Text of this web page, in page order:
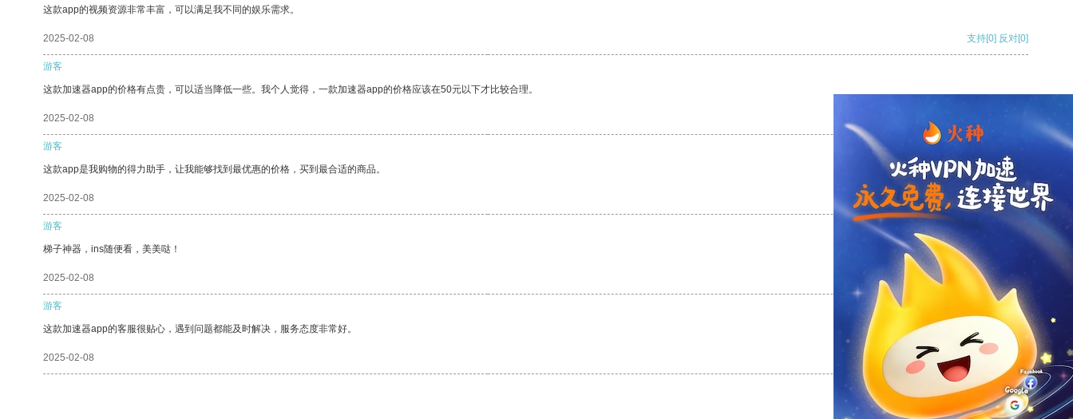
这款app的视频资源非常丰富，可以满足我不同的娱乐需求。
2025-02-08 支持[0] 反对[0]
游客
这款加速器app的价格有点贵，可以适当降低一些。我个人觉得，一款加速器app的价格应该在50元以下才比较合理。
2025-02-08
游客
这款app是我购物的得力助手，让我能够找到最优惠的价格，买到最合适的商品。
2025-02-08 支持 [0] 反对[0]
游客
梯子神器，ins随便看，美美哒！
2025-02-08 支持[0] 反对
游客
这款加速器app的客服很贴心，遇到问题都能及时解决，服务态度非常好。
2025-02-08 支持[0] 反对[0]